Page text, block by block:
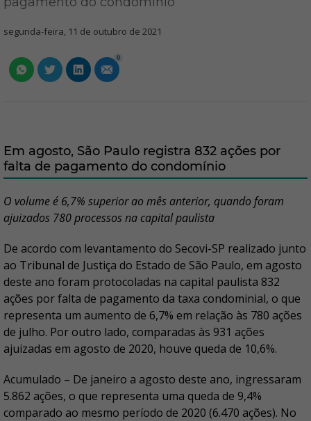
segunda-feira, 11 de outubro de 2021
0
Em agosto, São Paulo registra 832 ações por
falta de pagamento do condomínio
O volume é 6,7% superior ao mês anterior, quando foram
ajuizados 780 processos na capital paulista
De acordo com levantamento do Secovi-SP realizado junto
ao Tribunal de Justiça do Estado de São Paulo, em agosto
deste ano foram protocoladas na capital paulista 832
ações por falta de pagamento da taxa condominial, o que
representa um aumento de 6,7% em relação às 780 ações
de julho. Por outro lado, comparadas às 931 ações
ajuizadas em agosto de 2020, houve queda de 10,6%.
Acumulado – De janeiro a agosto deste ano, ingressaram
5.862 ações, o que representa uma queda de 9,4%
comparado ao mesmo período de 2020 (6.470 ações). No